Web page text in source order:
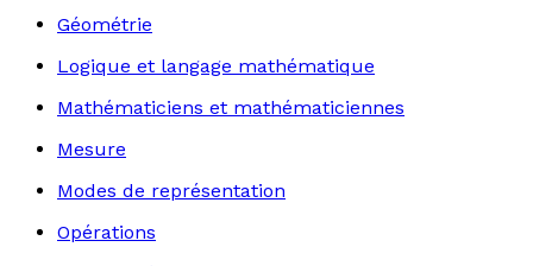
Géométrie
Logique et langage mathématique
Mathématiciens et mathématiciennes
Mesure
Modes de représentation
Opérations